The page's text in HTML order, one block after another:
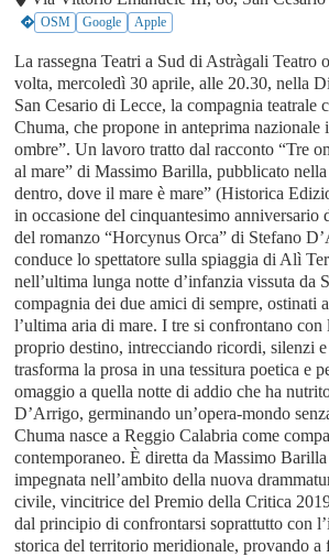
OSM Google Apple
La rassegna Teatri a Sud di Astràgali Teatro
volta, mercoledì 30 aprile, alle 20.30, nella
San Cesario di Lecce, la compagnia teatrale
Chuma, che propone in anteprima nazionale
ombre”. Un lavoro tratto dal racconto “Tre
al mare” di Massimo Barilla, pubblicato
dentro, dove il mare è mare” (Historica
in occasione del cinquantesimo anniversario
del romanzo “Horcynus Orca” di Stefano
conduce lo spettatore sulla spiaggia di Alì
nell’ultima lunga notte d’infanzia vissuta da
compagnia dei due amici di sempre, ostinati
l’ultima aria di mare. I tre si confrontano con
proprio destino, intrecciando ricordi, silenzi
trasforma la prosa in una tessitura poetica e
omaggio a quella notte di addio che ha
D’Arrigo, germinando un’opera-mondo
Chuma nasce a Reggio Calabria come
contemporaneo. È diretta da Massimo
impegnata nell’ambito della nuova
civile, vincitrice del Premio della Critica
dal principio di confrontarsi soprattutto con
storica del territorio meridionale, provando a